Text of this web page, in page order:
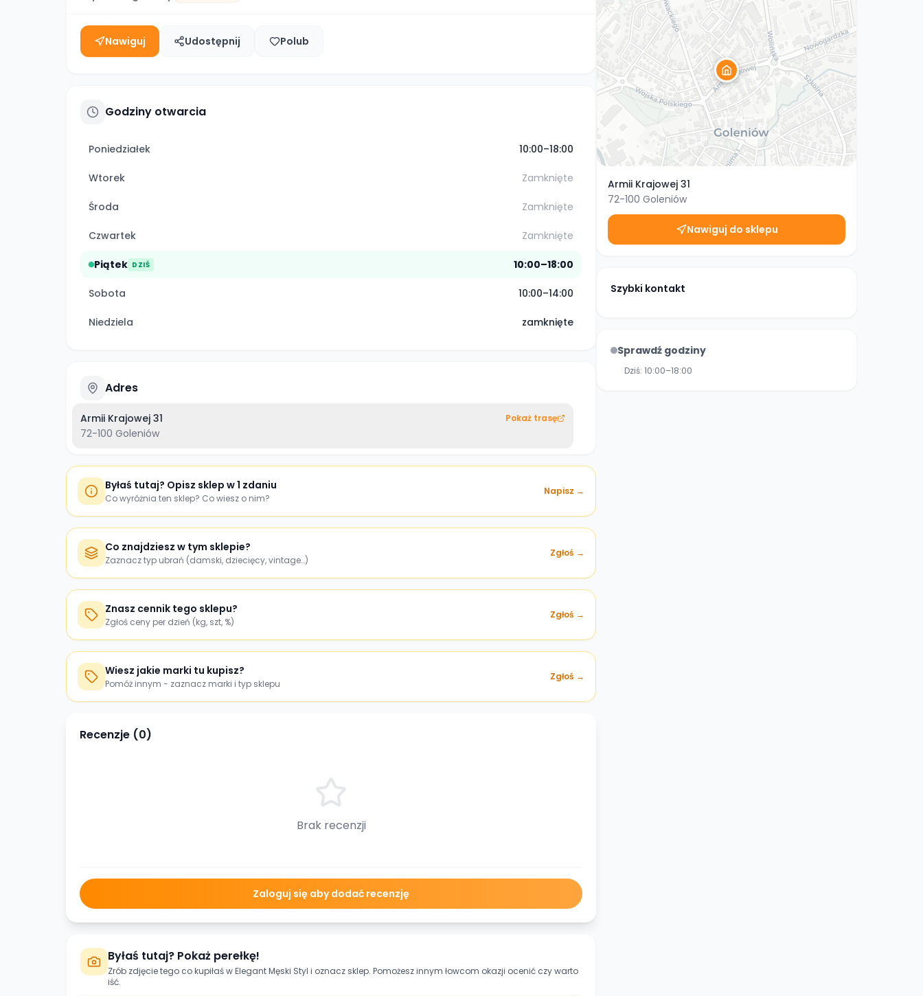
Nawiguj Udostępnij Polub
Godziny otwarcia
Poniedziałek 10:00–18:00
Wtorek Zamknięte
Środa Zamknięte
Czwartek Zamknięte
Piątek DZIŚ 10:00–18:00
Sobota 10:00–14:00
Niedziela zamknięte
Adres
Armii Krajowej 31
72-100 Goleniów
Pokaż trasę
Byłaś tutaj? Opisz sklep w 1 zdaniu
Co wyróżnia ten sklep? Co wiesz o nim?
Napisz →
Co znajdziesz w tym sklepie?
Zaznacz typ ubrań (damski, dziecięcy, vintage…)
Zgłoś →
Znasz cennik tego sklepu?
Zgłoś ceny per dzień (kg, szt, %)
Zgłoś →
Wiesz jakie marki tu kupisz?
Pomóż innym - zaznacz marki i typ sklepu
Zgłoś →
Recenzje (0)
Brak recenzji
Zaloguj się aby dodać recenzję
Byłaś tutaj? Pokaż perełkę!
Zrób zdjęcie tego co kupiłaś wElegant Męski Styl i oznacz sklep. Pomożesz innym łowcom okazji ocenić czy warto
iść.
Armii Krajowej 31
72-100 Goleniów
Nawiguj do sklepu
Szybki kontakt
Sprawdź godziny
Dziś: 10:00–18:00